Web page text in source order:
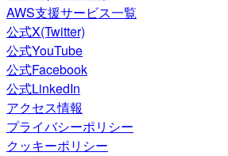
AWS支援サービス一覧
公式X(Twitter)
公式YouTube
公式Facebook
公式LinkedIn
アクセス情報
プライバシーポリシー
クッキーポリシー